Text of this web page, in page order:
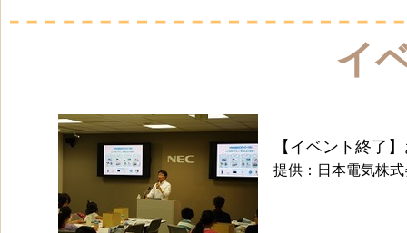
イ
【イベント終了
提供：日本電気株式